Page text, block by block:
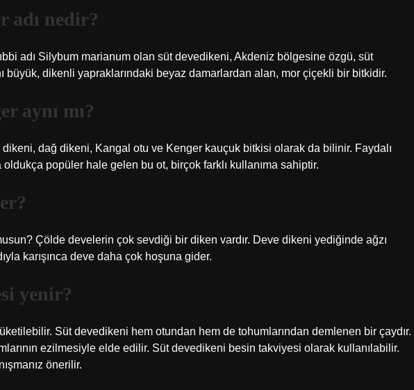
adı nedir?
adı Silybum marianum olan süt devedikeni, Akdeniz bölgesine özgü, süt
büyük, dikenli yapraklarındaki beyaz damarlardan alan, mor çiçekli bir bitkidir.
aynı mı?
dağ dikeni, Kangal otu ve Kenger kauçuk bitkisi olarak da bilinir. Faydalı
popüler hale gelen bu ot, birçok farklı kullanıma sahiptir.
Çölde develerin çok sevdiği bir diken vardır. Deve dikeni yediğinde ağzı
karışınca deve daha çok hoşuna gider.
yenir?
Süt devedikeni hem otundan hem de tohumlarından demlenen bir çaydır.
ezilmesiyle elde edilir. Süt devedikeni besin takviyesi olarak kullanılabilir.
önerilir.